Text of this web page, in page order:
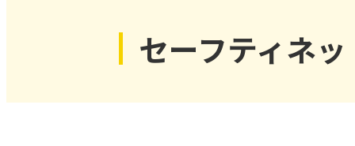
セーフティネ